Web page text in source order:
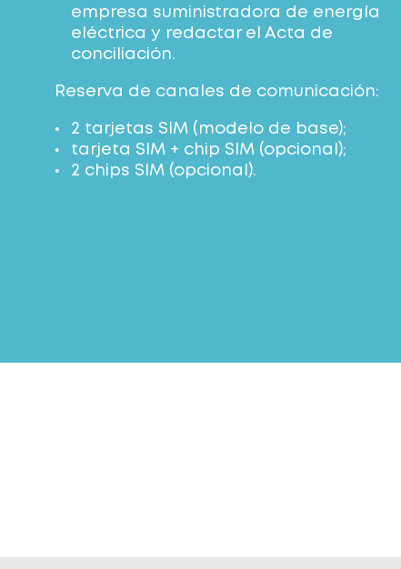
empresa suministradora de energía
eléctrica y redactar el Acta de
conciliación.
Reserva de canales de comunicación:
2 tarjetas SIM (modelo de base);
tarjeta SIM + chip SIM (opcional);
2 chips SIM (opcional).